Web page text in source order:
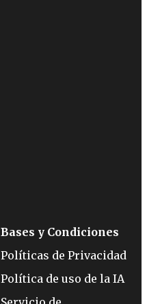
Bases y Condiciones
Políticas de Privacidad
Política de uso de la IA